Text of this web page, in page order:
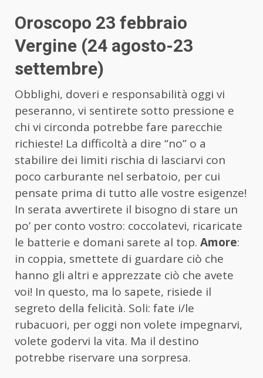
Oroscopo 23 febbraio
Vergine (24 agosto-23
settembre)
Obblighi, doveri e responsabilità oggi vi
peseranno, vi sentirete sotto pressione e
chi vi circonda potrebbe fare parecchie
richieste! La difficoltà a dire “no” o a
stabilire dei limiti rischia di lasciarvi con
poco carburante nel serbatoio, per cui
pensate prima di tutto alle vostre esigenze!
In serata avvertirete il bisogno di stare un
po’ per conto vostro: coccolatevi, ricaricate
le batterie e domani sarete al top. Amore:
in coppia, smettete di guardare ciò che
hanno gli altri e apprezzate ciò che avete
voi! In questo, ma lo sapete, risiede il
segreto della felicità. Soli: fate i/le
rubacuori, per oggi non volete impegnarvi,
volete godervi la vita. Ma il destino
potrebbe riservare una sorpresa.